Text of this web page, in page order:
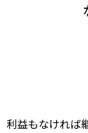
利益もなければ